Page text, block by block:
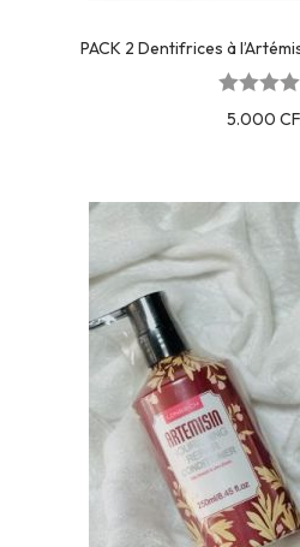
PACK 2 Dentifrices à
5.000